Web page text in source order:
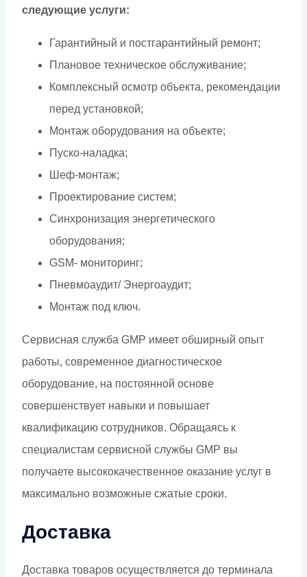
следующие услуги:
Гарантийный и постгарантийный ремонт;
Плановое техническое обслуживание;
Комплексный осмотр объекта, рекомендации
перед установкой;
Монтаж оборудования на объекте;
Пуско-наладка;
Шеф-монтаж;
Проектирование систем;
Синхронизация энергетического
оборудования;
GSM- мониторинг;
Пневмоаудит/ Энергоаудит;
Монтаж под ключ.
Сервисная служба GMP имеет обширный опыт
работы, современное диагностическое
оборудование, на постоянной основе
совершенствует навыки и повышает
квалификацию сотрудников. Обращаясь к
специалистам сервисной службы GMP вы
получаете высококачественное оказание услуг в
максимально возможные сжатые сроки.
Доставка
Доставка товаров осуществляется до терминала